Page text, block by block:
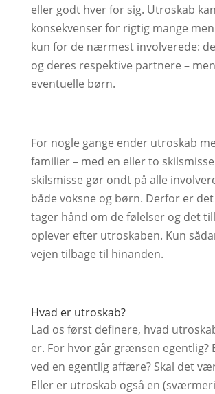
eller godt hver for sig. Utroskab
konsekvenser for rigtig mange
kun for de nærmest involverede:
og deres respektive partnere –
eventuelle børn.
For nogle gange ender utroskab
familier – med en eller to
skilsmisse gør ondt på alle
både voksne og børn. Derfor er
tager hånd om de følelser og det
oplever efter utroskaben. Kun
vejen tilbage til hinanden.
Hvad er utroskab?
Lad os først definere, hvad
er. For hvor går grænsen egentlig?
ved en egentlig affære? Skal det
Eller er utroskab også en